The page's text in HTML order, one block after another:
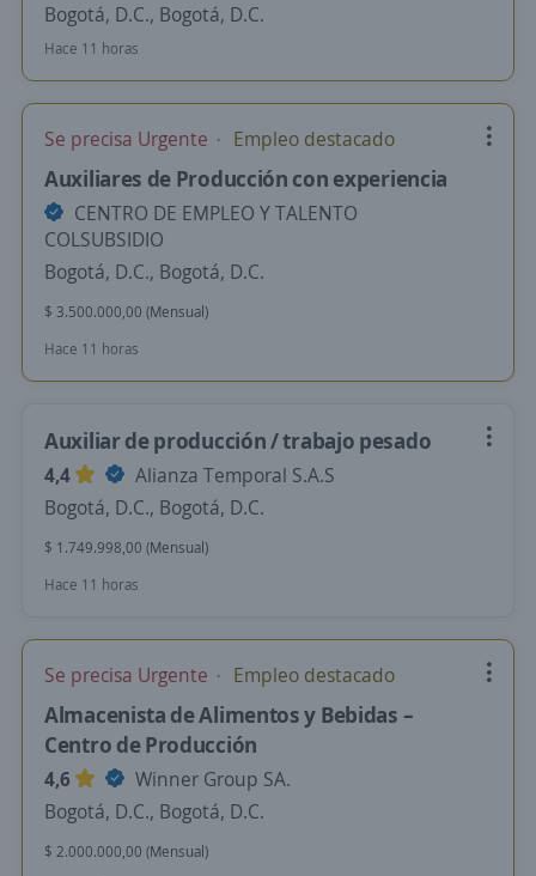
Bogotá, D.C., Bogotá, D.C.
Hace 11 horas
Se precisa Urgente Empleo destacado
Auxiliares de Producción con experiencia
CENTRO DE EMPLEO Y TALENTO
COLSUBSIDIO
Bogotá, D.C., Bogotá, D.C.
$ 3.500.000,00 (Mensual)
Hace 11 horas
Auxiliar de producción / trabajo pesado
4,4
Alianza Temporal S.A.S
Bogotá, D.C., Bogotá, D.C.
$ 1.749.998,00 (Mensual)
Hace 11 horas
Se precisa Urgente Empleo destacado
Almacenista de Alimentos y Bebidas –
Centro de Producción
4,6
Winner Group SA.
Bogotá, D.C., Bogotá, D.C.
$ 2.000.000,00 (Mensual)